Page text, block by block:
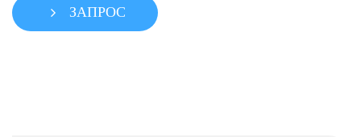
ЗАПРОС